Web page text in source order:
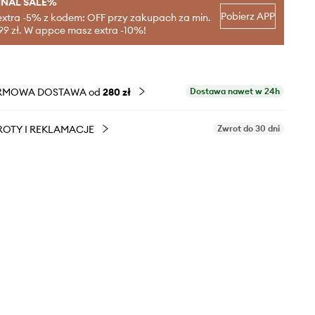
-5% z kodem: OFF przy zakupach za min.
zł. W appce masz extra -10%!
Pobierz APP
DOSTAWA od 280 zł Dostawa nawet w 24h
I REKLAMACJE Zwrot do 30 dni